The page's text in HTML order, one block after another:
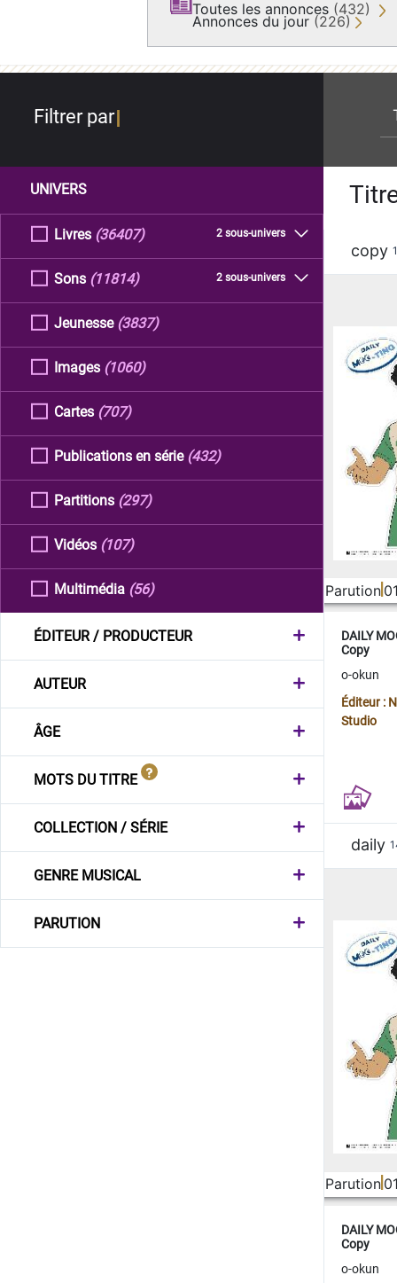
Toutes les annonces (432)
Annonces du jour (226)
Filtrer par
UNIVERS
Livres 2 sous-univers
(36407)
Sons 2 sous-univers
(11814)
Jeunesse (3837)
Images (1060)
Cartes (707)
Publications en série (432)
Partitions (297)
Vidéos (107)
Multimédia (56)
ÉDITEUR / PRODUCTEUR
AUTEUR
ÂGE
MOTS DU TITRE
COLLECTION / SÉRIE
GENRE MUSICAL
PARUTION
copy
Parution
DAILY
Copy
o-okun
Éditeur :
Studio
daily
Parution
DAILY
Copy
o-okun